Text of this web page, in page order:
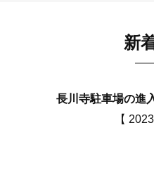
新
長川寺駐車場の進
【